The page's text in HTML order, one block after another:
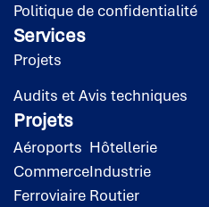
Politique de confidentialité
Services
Projets
Audits et Avis techniques
Projets
Aéroports
Commerce
Ferroviaire
Hôtellerie
Industrie
Routier